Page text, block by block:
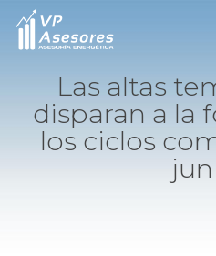
Las altas
disparan a la
los ciclos